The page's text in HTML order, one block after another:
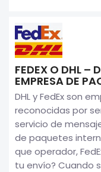
FEDEX O DHL –
EMPRESA DE
DHL y FedEx son
reconocidas por
servicio de
de paquetes
que operador,
tu envío? Cuando